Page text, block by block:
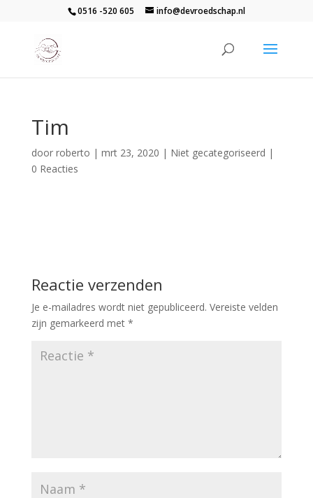
0516 -520 605 info@devroedschap.nl
Tim
door roberto | mrt 23, 2020 | Niet gecategoriseerd |
0 Reacties
Reactie verzenden
Je e-mailadres wordt niet gepubliceerd. Vereiste velden
zijn gemarkeerd met *